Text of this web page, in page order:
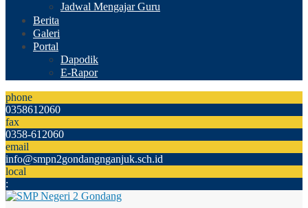
Jadwal Mengajar Guru
Berita
Galeri
Portal
Dapodik
E-Rapor
phone
0358612060
fax
0358-612060
email
info@smpn2gondangnganjuk.sch.id
local
: